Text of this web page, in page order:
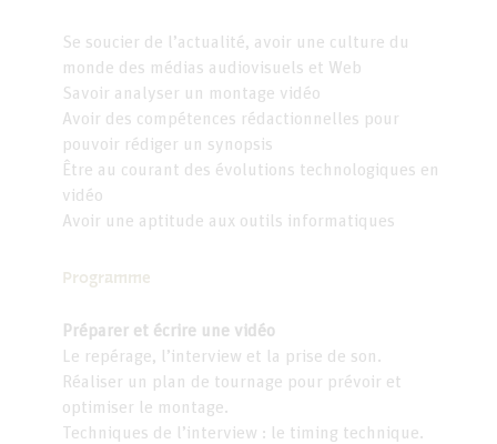
Se soucier de l’actualité, avoir une culture du
monde des médias audiovisuels et Web
Savoir analyser un montage vidéo
Avoir des compétences rédactionnelles pour
pouvoir rédiger un synopsis
Être au courant des évolutions technologiques en
vidéo
Avoir une aptitude aux outils informatiques
Programme
Préparer et écrire une vidéo
Le repérage, l’interview et la prise de son.
Réaliser un plan de tournage pour prévoir et
optimiser le montage.
Techniques de l’interview : le timing technique.